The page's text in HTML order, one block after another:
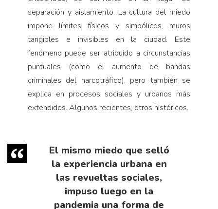
separación y aislamiento. La cultura del miedo
impone límites físicos y simbólicos, muros
tangibles e invisibles en la ciudad. Este
fenómeno puede ser atribuido a circunstancias
puntuales (como el aumento de bandas
criminales del narcotráfico), pero también se
explica en procesos sociales y urbanos más
extendidos. Algunos recientes, otros históricos.
El mismo miedo que selló
la experiencia urbana en
las revueltas sociales,
impuso luego en la
pandemia una forma de